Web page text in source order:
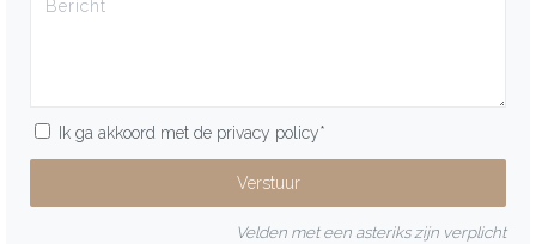
Ik ga akkoord met de privacy policy*
Velden met een asteriks zijn verplicht